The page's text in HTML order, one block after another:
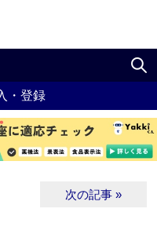
・登録
次の記事 »